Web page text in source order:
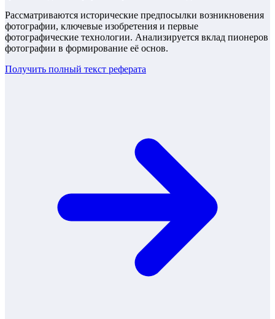
Рассматриваются исторические предпосылки возникновения
фотографии, ключевые изобретения и первые
фотографические технологии. Анализируется вклад пионеров
фотографии в формирование её основ.
Получить полный текст реферата